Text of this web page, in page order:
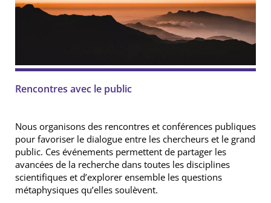
Rencontres avec le public
Nous organisons des rencontres et conférences publiques
pour favoriser le dialogue entre les chercheurs et le grand
public. Ces événements permettent de partager les
avancées de la recherche dans toutes les disciplines
scientifiques et d’explorer ensemble les questions
métaphysiques qu’elles soulèvent.